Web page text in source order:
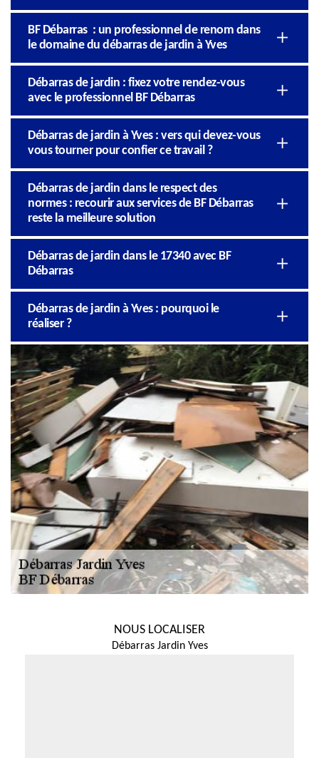
BF Débarras : un professionnel de renom dans
le domaine du débarras de jardin à Yves
Débarras de jardin : fixez votre rendez-vous
avec le professionnel BF Débarras
Débarras de jardin à Yves : vers qui devez-vous
vous tourner pour confier ce travail ?
Débarras de jardin dans le respect des
normes : recourir aux services de BF Débarras
reste la meilleure solution
Débarras de jardin dans le 17340 avec BF
Débarras
Débarras de jardin à Yves : pourquoi le
réaliser ?
NOUS LOCALISER
Débarras Jardin Yves